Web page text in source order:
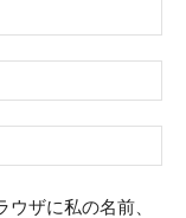
前
メ
ル
ェ
ザに私の名前、